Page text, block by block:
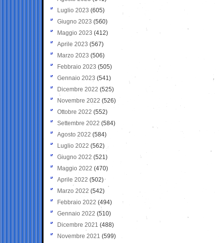
Luglio 2023 (605)
Giugno 2023 (560)
Maggio 2023 (412)
Aprile 2023 (567)
Marzo 2023 (506)
Febbraio 2023 (505)
Gennaio 2023 (541)
Dicembre 2022 (525)
Novembre 2022 (526)
Ottobre 2022 (552)
Settembre 2022 (584)
Agosto 2022 (584)
Luglio 2022 (562)
Giugno 2022 (521)
Maggio 2022 (470)
Aprile 2022 (502)
Marzo 2022 (542)
Febbraio 2022 (494)
Gennaio 2022 (510)
Dicembre 2021 (488)
Novembre 2021 (599)